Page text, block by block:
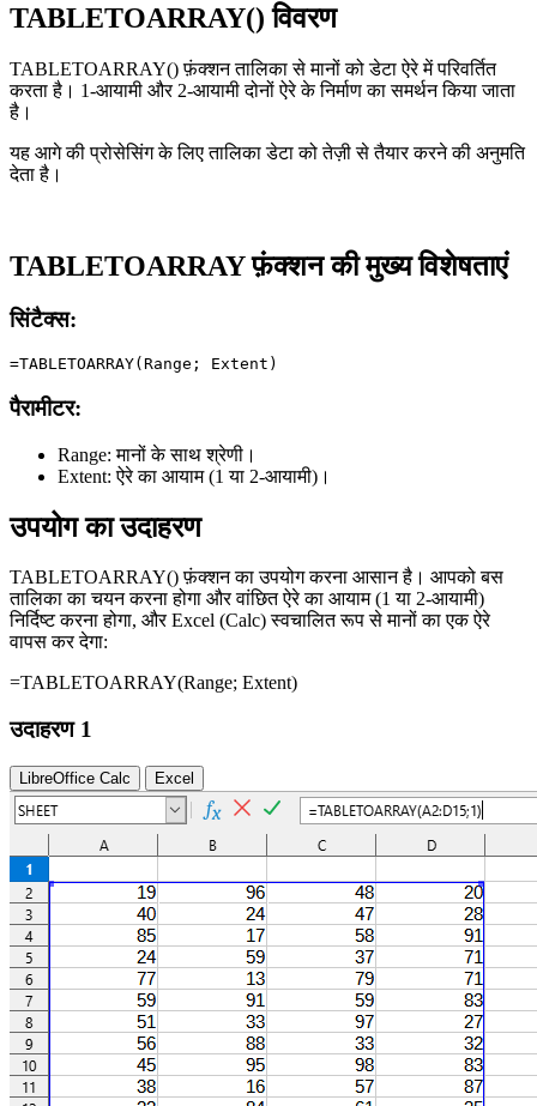
TABLETOARRAY() विवरण
TABLETOARRAY() फ़ंक्शन तालिका से मानों को डेटा ऐरे में परिवर्तित
करता है। 1-आयामी और 2-आयामी दोनों ऐरे के निर्माण का समर्थन किया जाता
है।
यह आगे की प्रोसेसिंग के लिए तालिका डेटा को तेज़ी से तैयार करने की अनुमति
देता है।
TABLETOARRAY फ़ंक्शन की मुख्य विशेषताएं
सिंटैक्स:
पैरामीटर:
Range: मानों के साथ श्रेणी।
Extent: ऐरे का आयाम (1 या 2-आयामी)।
उपयोग का उदाहरण
TABLETOARRAY() फ़ंक्शन का उपयोग करना आसान है। आपको बस
तालिका का चयन करना होगा और वांछित ऐरे का आयाम (1 या 2-आयामी)
निर्दिष्ट करना होगा, और Excel (Calc) स्वचालित रूप से मानों का एक ऐरे
वापस कर देगा:
=TABLETOARRAY(Range; Extent)
उदाहरण 1
LibreOffice Calc Excel